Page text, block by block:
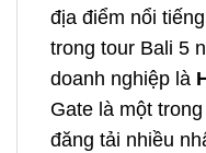
địa điểm nổi
trong tour Bali 5
doanh nghiệp là
Gate là một
đăng tải nhiều